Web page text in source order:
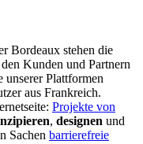
Bordeaux stehen die
Kunden und Partnern
Plattformen
aus Frankreich.
Projekte von
, designen und
Sachen barrierefreie